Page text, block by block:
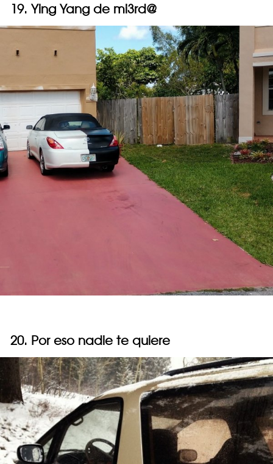
19. Ying Yang de mi3rd@
20. Por eso nadie te quiere